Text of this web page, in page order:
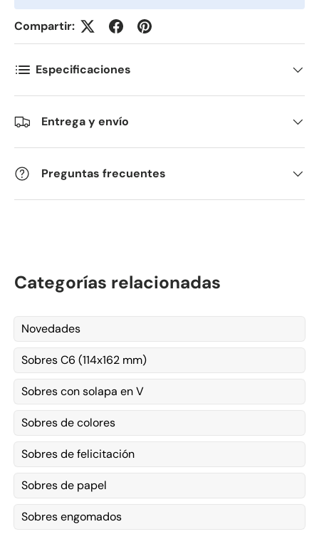
Postnummer *
Antall *
Kommentarer
Compartir:
Especificaciones
Entrega y envío
Preguntas frecuentes
Categorías relacionadas
Novedades
Sobres C6 (114x162 mm)
Sobres con solapa en V
Sobres de colores
Sobres de felicitación
Sobres de papel
Sobres engomados